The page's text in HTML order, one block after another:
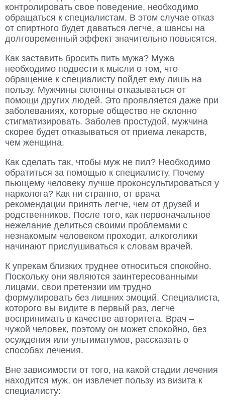
контролировать свое поведение, необходимо
обращаться к специалистам. В этом случае отказ
от спиртного будет даваться легче, а шансы на
долговременный эффект значительно повысятся.
Как заставить бросить пить мужа? Мужа
необходимо подвести к мысли о том, что
обращение к специалисту пойдет ему лишь на
пользу. Мужчины склонны отказываться от
помощи других людей. Это проявляется даже при
заболеваниях, которые общество не склонно
стигматизировать. Заболев простудой, мужчина
скорее будет отказываться от приема лекарств,
чем женщина.
Как сделать так, чтобы муж не пил? Необходимо
обратиться за помощью к специалисту. Почему
пьющему человеку лучше проконсультироваться у
нарколога? Как ни странно, от врача
рекомендации принять легче, чем от друзей и
родственников. После того, как первоначальное
нежелание делиться своими проблемами с
незнакомым человеком проходит, алкоголики
начинают прислушиваться к словам врачей.
К упрекам близких труднее относиться спокойно.
Поскольку они являются заинтересованными
лицами, свои претензии им трудно
формулировать без лишних эмоций. Специалиста,
которого вы видите в первый раз, легче
воспринимать в качестве авторитета. Врач –
чужой человек, поэтому он может спокойно, без
осуждения или ультиматумов, рассказать о
способах лечения.
Вне зависимости от того, на какой стадии лечения
находится муж, он извлечет пользу из визита к
специалисту: